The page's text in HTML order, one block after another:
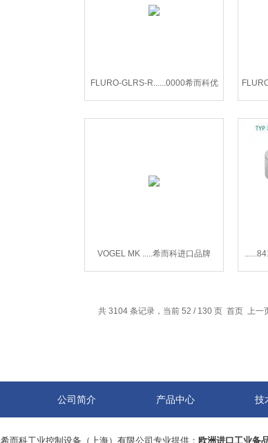
FLURO-GLRS-R......0000希而科优
势价格FLURO-GLRS-R滑动轴承
VOGEL MK .....希而科进口品牌
VOGEL MKS型齿轮箱系列
共 3104 条记录，当前 52 / 130 页 首页 上一
公司简介 产品中心 技
希而科工业控制设备（上海）有限公司专业提供： 欧洲进口工业备